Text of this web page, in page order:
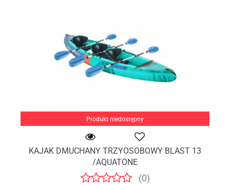
Produkt niedostępny
KAJAK DMUCHANY TRZYOSOBOWY BLAST 13
/AQUATONE
(0)